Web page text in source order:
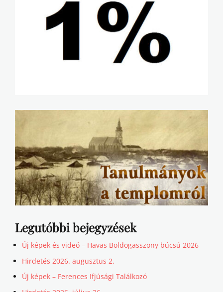
Legutóbbi bejegyzések
Új képek és videó – Havas Boldogasszony búcsú 2026
Hirdetés 2026. augusztus 2.
Új képek – Ferences Ifjúsági Találkozó